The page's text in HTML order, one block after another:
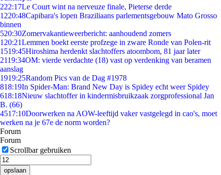
222:17Le Court wint na nerveuze finale, Pieterse derde
1220:48Capibara's lopen Braziliaans parlementsgebouw Mato Grosso
binnen
520:30Zomervakantieweerbericht: aanhoudend zomers
1 20:21Lemmen boekt eerste profzege in zware Ronde van Polen-rit
1519:45Hiroshima herdenkt slachtoffers atoombom, 81 jaar later
2119:34OM: vierde verdachte (18) vast op verdenking van beramen
aanslag
1919:25Random Pics van de Dag #1978
818:19In Spider-Man: Brand New Day is Spidey echt weer Spidey
618:18Nieuw slachtoffer in kindermisbruikzaak zorgprofessional Jan
B. (66)
4517:10Doorwerken na AOW-leeftijd vaker vastgelegd in cao's, moet
werken na je 67e de norm worden?
Forum
Forum
Scrollbar gebruiken
opslaan